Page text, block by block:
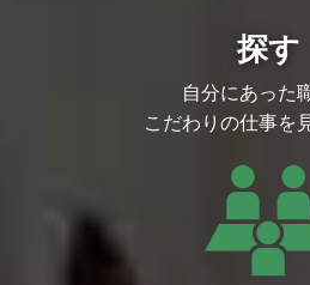
（雇入れ直後）会社の定
ークを行う場所を含む
探す
自分にあった
こだわりの仕事を